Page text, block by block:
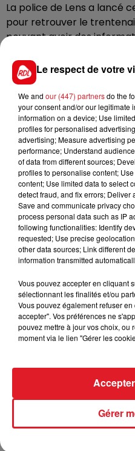
La police de Lens a lancé
pour retrouver le
pouvant avoir des
contacter le commissariat
FIL D'ACTUS
15 juillet 2026
BÉTHUNE: ENQUÊTE
VOLONTAIRE EN
Selon les premiers
à des prostituées
13 juillet 2026
WINGLES: UN JEUNE
LA BASE DE LOISIRS
Le respect de votre
We and our (447) partnersdo the
your consent and/or our legitimate
information on a device; Use
profiles for personalised
advertising; Measure advertising
performance; Understand
of data from different sources;
profiles to personalise content;
content; Use limited data to select
detect fraud, and fix errors;
Save and communicate privacy
process personal data such as IP
following functionalities: Identify
requested; Use precise
other data sources; Link different
information transmitted
Vous pouvez accepter en cliquant
sélectionnant les finalités et/ou
Vous pouvez également refuser
accepter". Vos préférences ne
pouvez mettre à jour vos choix, ou
moment via le lien "Gérer les
Gérer